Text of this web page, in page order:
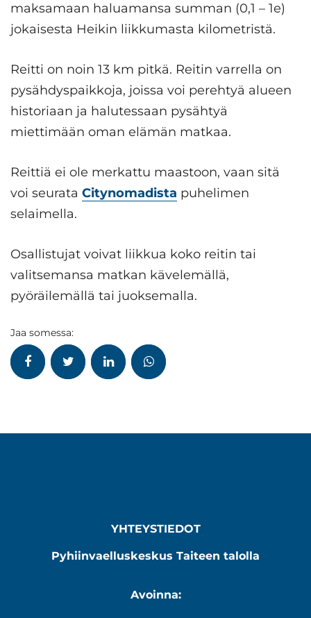
maksamaan haluamansa summan (0,1 – 1e)
jokaisesta Heikin liikkumasta kilometristä.
Reitti on noin 13 km pitkä. Reitin varrella on
pysähdyspaikkoja, joissa voi perehtyä alueen
historiaan ja halutessaan pysähtyä
miettimään oman elämän matkaa.
Reittiä ei ole merkattu maastoon, vaan sitä
voi seurata Citynomadista puhelimen
selaimella.
Osallistujat voivat liikkua koko reitin tai
valitsemansa matkan kävelemällä,
pyöräilemällä tai juoksemalla.
Jaa somessa:
YHTEYSTIEDOT
Pyhiinvaelluskeskus Taiteen talolla
Avoinna: